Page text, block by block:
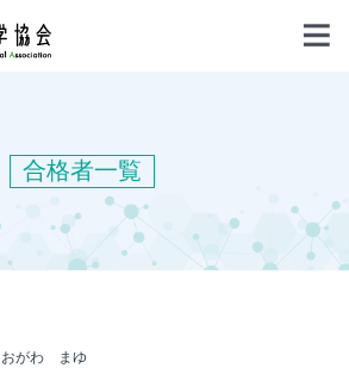
合格者一覧
おがわ まゆ